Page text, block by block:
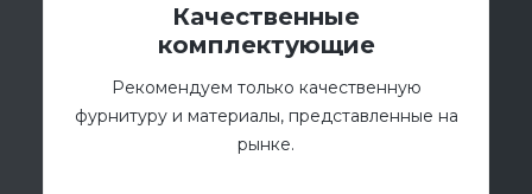
Качественные
комплектующие
Рекомендуем только качественную
фурнитуру и материалы, представленные на
рынке.